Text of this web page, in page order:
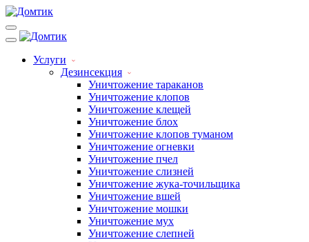
Услуги
Дезинсекция
Уничтожение тараканов
Уничтожение клопов
Уничтожение клещей
Уничтожение блох
Уничтожение клопов туманом
Уничтожение огневки
Уничтожение пчел
Уничтожение слизней
Уничтожение жука-точильщика
Уничтожение вшей
Уничтожение мошки
Уничтожение мух
Уничтожение слепней